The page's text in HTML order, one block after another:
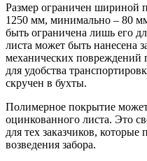
Размер ограничен шириной
1250 мм, минимально – 80
быть ограничена лишь его
листа может быть нанесена
механических повреждений
для удобства
скручен в бухты.
Полимерное покрытие
оцинкованного листа. Это
для тех заказчиков,
возведения забора.